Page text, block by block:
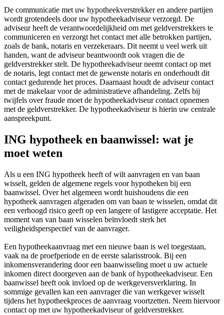
De communicatie met uw hypotheekverstrekker en andere partijen
wordt grotendeels door uw hypotheekadviseur verzorgd. De
adviseur heeft de verantwoordelijkheid om met geldverstrekkers te
communiceren en verzorgt het contact met alle betrokken partijen,
zoals de bank, notaris en verzekeraars. Dit neemt u veel werk uit
handen, want de adviseur beantwoordt ook vragen die de
geldverstrekker stelt. De hypotheekadviseur neemt contact op met
de notaris, legt contact met de gewenste notaris en onderhoudt dit
contact gedurende het proces. Daarnaast houdt de adviseur contact
met de makelaar voor de administratieve afhandeling. Zelfs bij
twijfels over fraude moet de hypotheekadviseur contact opnemen
met de geldverstrekker. De hypotheekadviseur is hierin uw centrale
aanspreekpunt.
ING hypotheek en baanwissel: wat je
moet weten
Als u een ING hypotheek heeft of wilt aanvragen en van baan
wisselt, gelden de algemene regels voor hypotheken bij een
baanwissel. Over het algemeen wordt huishoudens die een
hypotheek aanvragen afgeraden om van baan te wisselen, omdat dit
een verhoogd risico geeft op een langere of lastigere acceptatie. Het
moment van van baan wisselen beïnvloedt sterk het
veiligheidsperspectief van de aanvrager.
Een hypotheekaanvraag met een nieuwe baan is wel toegestaan,
vaak na de proefperiode en de eerste salarisstrook. Bij een
inkomensverandering door een baanwisseling moet u uw actuele
inkomen direct doorgeven aan de bank of hypotheekadviseur. Een
baanwissel heeft ook invloed op de werkgeversverklaring. In
sommige gevallen kan een aanvrager die van werkgever wisselt
tijdens het hypotheekproces de aanvraag voortzetten. Neem hiervoor
contact op met uw hypotheekadviseur of geldverstrekker.